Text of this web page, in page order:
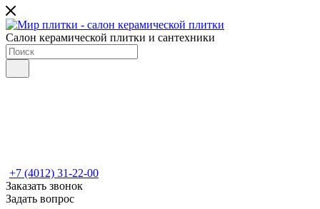
Салон керамической плитки и сантехники
+7 (4012) 31-22-00
Заказать звонок
Задать вопрос